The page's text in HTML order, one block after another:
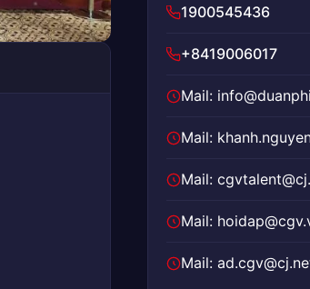
1900545436
+8419006017
Mail:
Mail:
Mail:
Mail:
Mail: